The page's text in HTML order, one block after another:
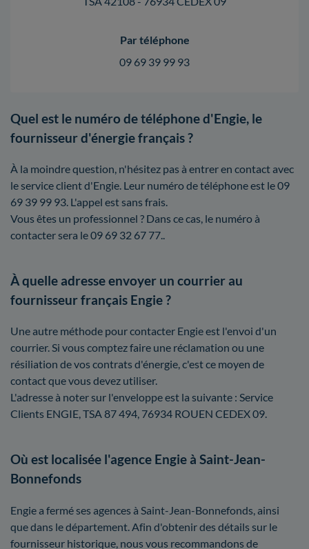
Par téléphone
09 69 39 99 93
Quel est le numéro de téléphone d'Engie, le
fournisseur d'énergie français ?
À la moindre question, n'hésitez pas à entrer en contact avec
le service client d'Engie. Leur numéro de téléphone est le 09
69 39 99 93. L'appel est sans frais.
Vous êtes un professionnel ? Dans ce cas, le numéro à
contacter sera le 09 69 32 67 77..
À quelle adresse envoyer un courrier au
fournisseur français Engie ?
Une autre méthode pour contacter Engie est l'envoi d'un
courrier. Si vous comptez faire une réclamation ou une
résiliation de vos contrats d'énergie, c'est ce moyen de
contact que vous devez utiliser.
L'adresse à noter sur l'enveloppe est la suivante : Service
Clients ENGIE, TSA 87 494, 76934 ROUEN CEDEX 09.
Où est localisée l'agence Engie à Saint-Jean-
Bonnefonds
Engie a fermé ses agences à Saint-Jean-Bonnefonds, ainsi
que dans le département. Afin d'obtenir des détails sur le
fournisseur historique, nous vous recommandons de